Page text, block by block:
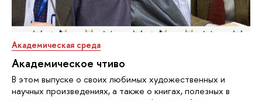
Академическая среда
Академическое чтиво
В этом выпуске о своих любимых художественных и
научных произведениях, а также о книгах, полезных в